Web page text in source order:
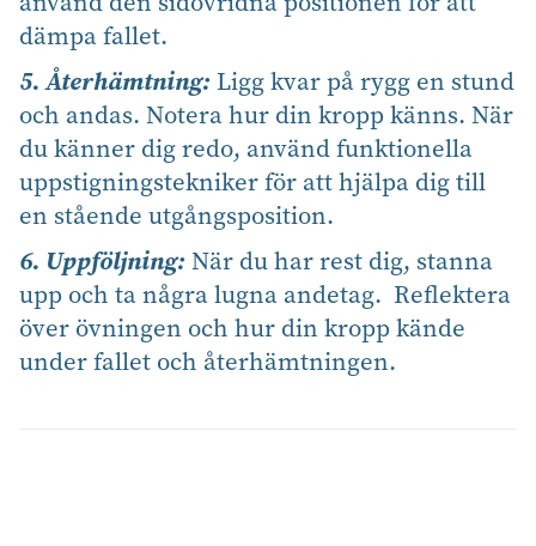
dämpa fallet.
5. Återhämtning: Ligg kvar på rygg en stund
och andas. Notera hur din kropp känns. När
du känner dig redo, använd funktionella
uppstigningstekniker för att hjälpa dig till
en stående utgångsposition.
6. Uppföljning: När du har rest dig, stanna
upp och ta några lugna andetag. Reflektera
över övningen och hur din kropp kände
under fallet och återhämtningen.